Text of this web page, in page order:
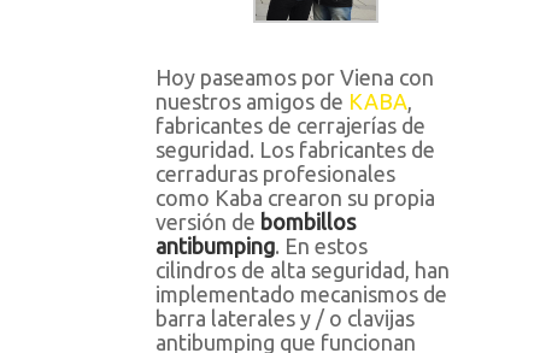
Hoy paseamos por Viena con
nuestros amigos de KABA,
fabricantes de cerrajerías de
seguridad. Los fabricantes de
cerraduras profesionales
como Kaba crearon su propia
versión de bombillos
antibumping. En estos
cilindros de alta seguridad, han
implementado mecanismos de
barra laterales y / o clavijas
antibumping que funcionan